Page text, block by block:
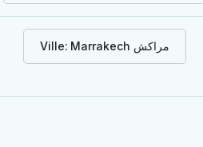
Ville: Marrakech مراكش